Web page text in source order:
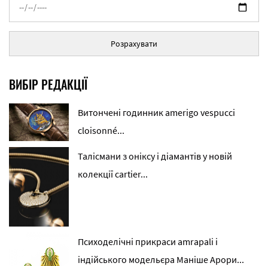
Розрахувати
ВИБІР РЕДАКЦІЇ
Витончені годинник amerigo vespucci
cloisonné...
Талісмани з оніксу і діамантів у новій
колекції cartier...
Психоделічні прикраси amrapali і
індійського модельєра Маніше Арори...